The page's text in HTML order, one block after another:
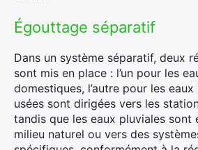
Égouttage séparatif
Dans un système séparatif, deux
sont mis en place : l’un pour les
domestiques, l’autre pour les
usées sont dirigées vers les
tandis que les eaux pluviales sont
milieu naturel ou vers des